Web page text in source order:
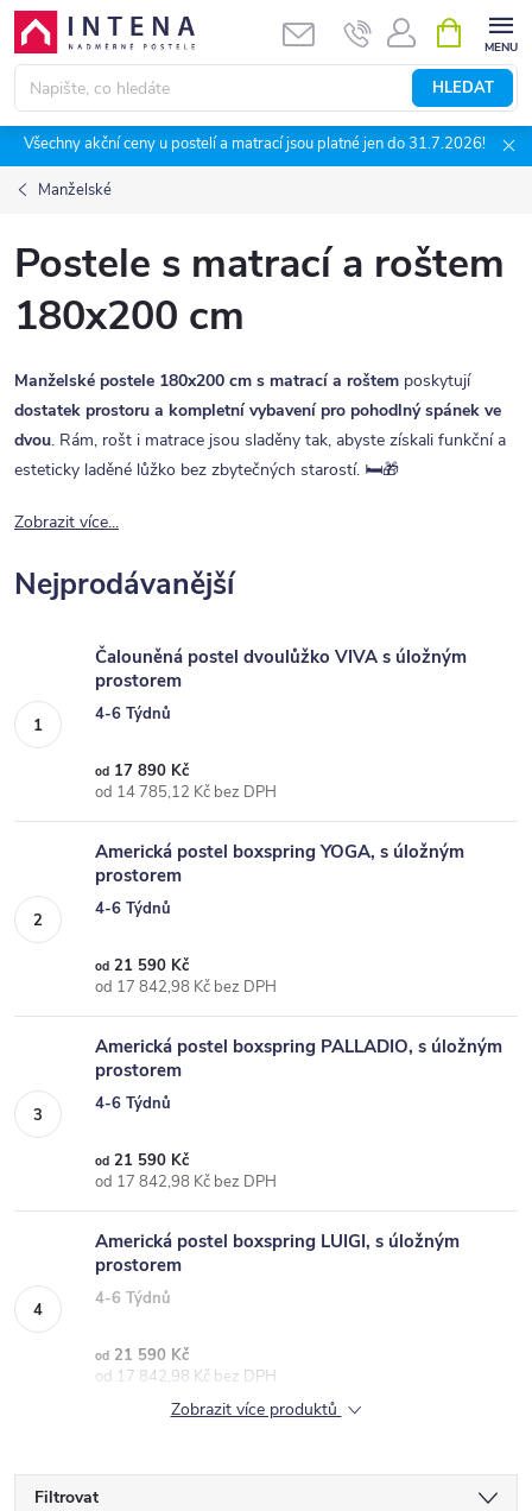
Přejít
obsah
HLEDAT
NÁKUPNÍ
KOŠÍK
Všechny akční ceny u postelí a matrací jsou platné jen do 31.7.2026!
Manželské
Postele s matrací a roštem
180x200 cm
Manželské postele 180x200 cm s matrací a roštem poskytují
dostatek prostoru a kompletní vybavení pro pohodlný spánek ve
dvou. Rám, rošt i matrace jsou sladěny tak, abyste získali funkční a
esteticky laděné lůžko bez zbytečných starostí. 🛏️🎁
Zobrazit více...
Nejprodávanější
Čalouněná postel dvoulůžko VIVA s úložným
prostorem
4-6 Týdnů
od 17 890 Kč
od 14 785,12 Kč bez DPH
Americká postel boxspring YOGA, s úložným
prostorem
4-6 Týdnů
od 21 590 Kč
od 17 842,98 Kč bez DPH
Americká postel boxspring PALLADIO, s úložným
prostorem
4-6 Týdnů
od 21 590 Kč
od 17 842,98 Kč bez DPH
Americká postel boxspring LUIGI, s úložným
prostorem
4-6 Týdnů
od 21 590 Kč
od 17 842,98 Kč bez DPH
Zobrazit více produktů
Filtrovat